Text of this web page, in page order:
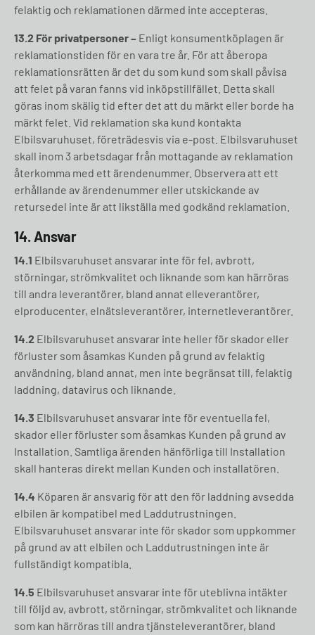
felaktig och reklamationen därmed inte accepteras.
13.2 För privatpersoner– Enligt konsumentköplagen är
reklamationstiden för en vara tre år. För att åberopa
reklamationsrätten är det du som kund som skall påvisa
att felet på varan fanns vid inköpstillfället. Detta skall
göras inom skälig tid efter det att du märkt eller borde ha
märkt felet. Vid reklamation ska kund kontakta
Elbilsvaruhuset, företrädesvis via e-post. Elbilsvaruhuset
skall inom 3 arbetsdagar från mottagande av reklamation
återkomma med ett ärendenummer. Observera att ett
erhållande av ärendenummer eller utskickande av
retursedel inte är att likställa med godkänd reklamation.
14. Ansvar
14.1 Elbilsvaruhuset ansvarar inte för fel, avbrott,
störningar, strömkvalitet och liknande som kan härröras
till andra leverantörer, bland annat elleverantörer,
elproducenter, elnätsleverantörer, internetleverantörer.
14.2 Elbilsvaruhuset ansvarar inte heller för skador eller
förluster som åsamkas Kunden på grund av felaktig
användning, bland annat, men inte begränsat till, felaktig
laddning, datavirus och liknande.
14.3 Elbilsvaruhuset ansvarar inte för eventuella fel,
skador eller förluster som åsamkas Kunden på grund av
Installation. Samtliga ärenden hänförliga till Installation
skall hanteras direkt mellan Kunden och installatören.
14.4 Köparen är ansvarig för att den för laddning avsedda
elbilen är kompatibel med Laddutrustningen.
Elbilsvaruhuset ansvarar inte för skador som uppkommer
på grund av att elbilen och Laddutrustningen inte är
fullständigt kompatibla.
14.5 Elbilsvaruhuset ansvarar inte för uteblivna intäkter
till följd av, avbrott, störningar, strömkvalitet och liknande
som kan härröras till andra tjänsteleverantörer, bland